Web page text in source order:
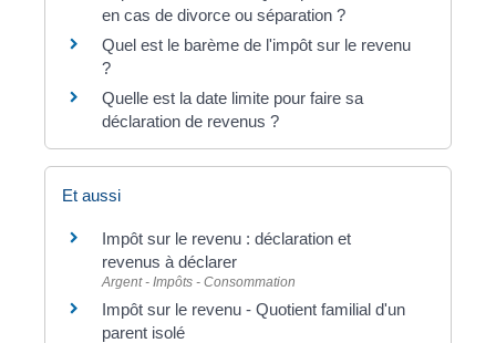
en cas de divorce ou séparation ?
Quel est le barème de l'impôt sur le revenu
?
Quelle est la date limite pour faire sa
déclaration de revenus ?
Et aussi
Impôt sur le revenu : déclaration et
revenus à déclarer
Argent - Impôts - Consommation
Impôt sur le revenu - Quotient familial d'un
parent isolé